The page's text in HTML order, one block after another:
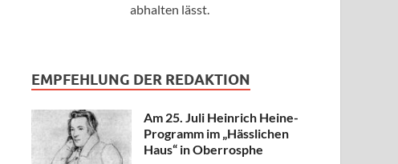
abhalten lässt.
EMPFEHLUNG DER REDAKTION
Am 25. Juli Heinrich Heine-
Programm im „Hässlichen
Haus“ in Oberrosphe